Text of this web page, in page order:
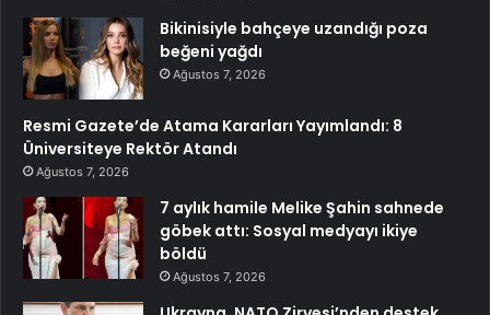
Bikinisiyle bahçeye uzandığı poza
beğeni yağdı
Ağustos 7, 2026
Resmi Gazete’de Atama Kararları Yayımlandı: 8
Üniversiteye Rektör Atandı
Ağustos 7, 2026
7 aylık hamile Melike Şahin sahnede
göbek attı: Sosyal medyayı ikiye
böldü
Ağustos 7, 2026